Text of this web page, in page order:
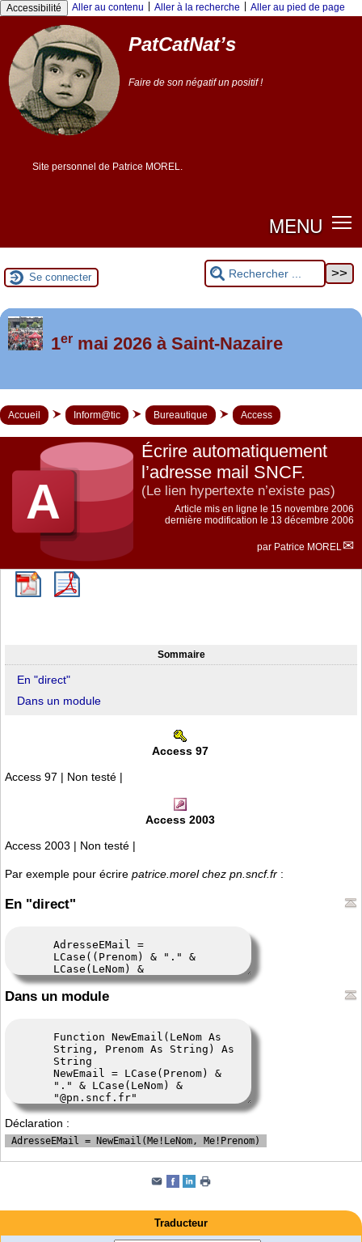
Panneau de gestion des cookies
Accessibilité Aller au contenu Aller à la recherche Aller au pied de page
PatCatNat’s
Faire de son négatif un positif !
Site personnel de Patrice MOREL.
MENU
Se connecter
Foutez-nous la paix !
1ermai 2026 à Saint-Nazaire
Accueil Inform@tic Bureautique Access
Écrire automatiquement
l’adresse mail SNCF.
(Le lien hypertexte n’existe pas)
Article mis en ligne le 15 novembre 2006
dernière modification le 13 décembre 2006
par Patrice MOREL
Sommaire
En "direct"
Dans un module
Access 97
Access 97 | Non testé |
Access 2003
Access 2003 | Non testé |
Par exemple pour écrire patrice.morelchez pn.sncf.fr :
En "direct"
Dans un module
Déclaration :
AdresseEMail = NewEmail(Me!LeNom, Me!Prenom)
Traducteur